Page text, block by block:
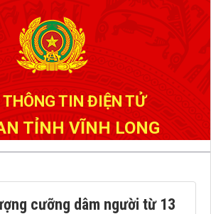
THÔNG TIN ĐIỆN TỬ
TỈNH VĨNH LONG
cưỡng dâm người từ 13